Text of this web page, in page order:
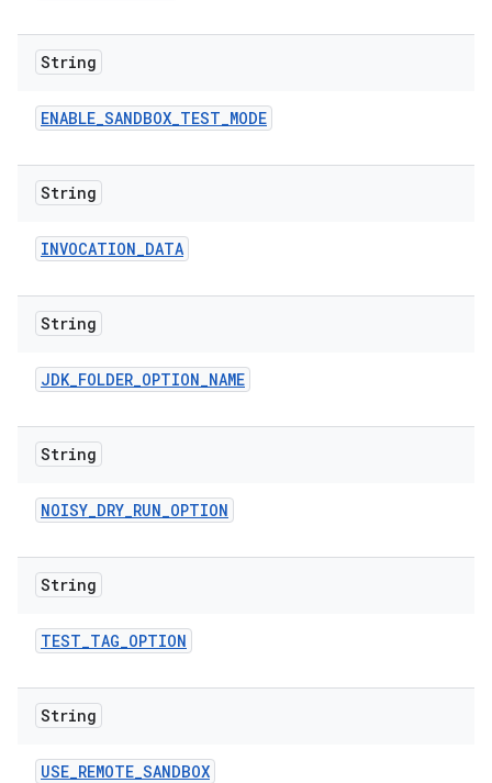
String
ENABLE_SANDBOX_TEST_MODE
String
INVOCATION_DATA
String
JDK_FOLDER_OPTION_NAME
String
NOISY_DRY_RUN_OPTION
String
TEST_TAG_OPTION
String
USE_REMOTE_SANDBOX